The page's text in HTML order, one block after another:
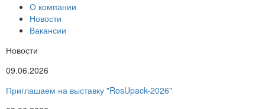
О компании
Новости
Вакансии
Новости
09.06.2026
Приглашаем на выставку "RosUpack-2026"